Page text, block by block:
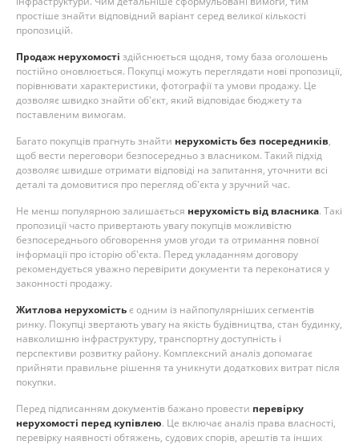
простіше знайти відповідний варіант серед великої кількості
пропозицій.
Продаж нерухомості здійснюється щодня, тому база оголошень
постійно оновлюється. Покупці можуть переглядати нові пропозиції,
порівнювати характеристики, фотографії та умови продажу. Це
дозволяє швидко знайти об'єкт, який відповідає бюджету та
поставленим вимогам.
Багато покупців прагнуть знайти нерухомість без посередників,
щоб вести переговори безпосередньо з власником. Такий підхід
дозволяє швидше отримати відповіді на запитання, уточнити всі
деталі та домовитися про перегляд об'єкта у зручний час.
Не менш популярною залишається нерухомість від власника. Такі
пропозиції часто привертають увагу покупців можливістю
безпосереднього обговорення умов угоди та отримання повної
інформації про історію об'єкта. Перед укладанням договору
рекомендується уважно перевірити документи та переконатися у
законності продажу.
Житлова нерухомістьє одним із найпопулярніших сегментів
ринку. Покупці звертають увагу на якість будівництва, стан будинку,
навколишню інфраструктуру, транспортну доступність і
перспективи розвитку району. Комплексний аналіз допомагає
прийняти правильне рішення та уникнути додаткових витрат після
покупки.
Перед підписанням документів бажано провести перевірку
нерухомості перед купівлею. Це включає аналіз права власності,
перевірку наявності обтяжень, судових спорів, арештів та інших